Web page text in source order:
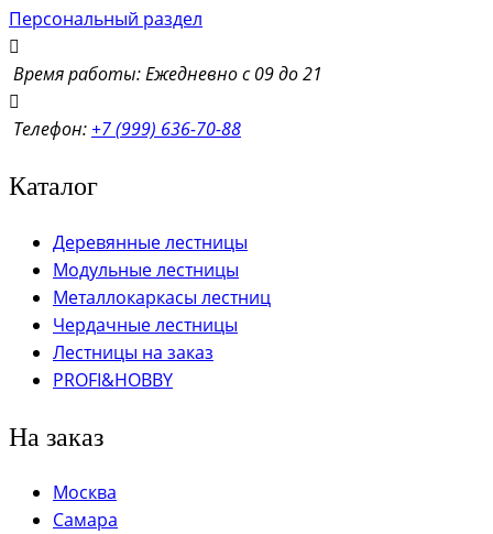
Персональный раздел
Время работы: Ежедневно с 09 до 21
Телефон: +7 (999) 636-70-88
Каталог
Деревянные лестницы
Модульные лестницы
Металлокаркасы лестниц
Чердачные лестницы
Лестницы на заказ
PROFI&HOBBY
На заказ
Москва
Самара